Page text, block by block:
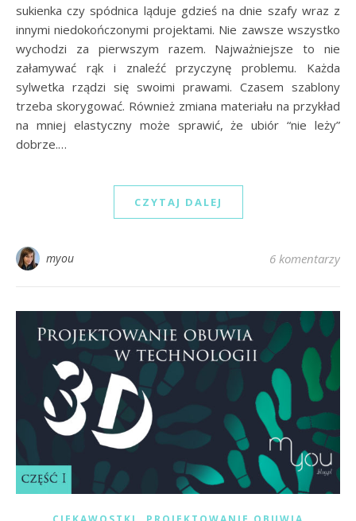
sukienka czy spódnica ląduje gdzieś na dnie szafy wraz z
innymi niedokończonymi projektami. Nie zawsze wszystko
wychodzi za pierwszym razem. Najważniejsze to nie
załamywać rąk i znaleźć przyczynę problemu. Każda
sylwetka rządzi się swoimi prawami. Czasem szablony
trzeba skorygować. Również zmiana materiału na przykład
na mniej elastyczny może sprawić, że ubiór “nie leży”
dobrze.…
CZYTAJ DALEJ
myou 6 komentarzy